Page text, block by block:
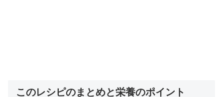
このレシピのまとめと栄養のポイント